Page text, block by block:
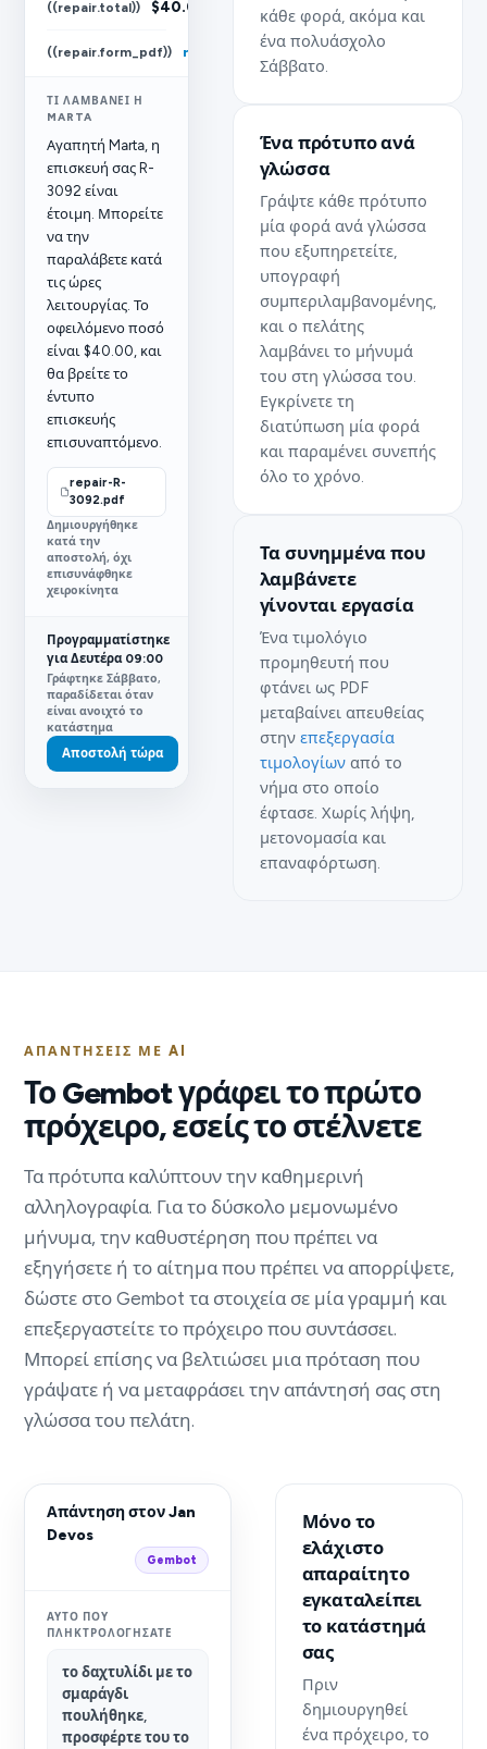
((repair.total)) $40.00
((repair.form_pdf)) repair-R-3092.pdf
ΤΙ ΛΑΜΒΆΝΕΙ Η
MARTA
Αγαπητή Marta, η
επισκευή σας R-
3092 είναι
έτοιμη. Μπορείτε
να την
παραλάβετε κατά
τις ώρες
λειτουργίας. Το
οφειλόμενο ποσό
είναι $40.00, και
θα βρείτε το
έντυπο
επισκευής
επισυναπτόμενο.
repair-R-
3092.pdf
Δημιουργήθηκε
κατά την
αποστολή, όχι
επισυνάφθηκε
χειροκίνητα
Προγραμματίστηκε
για Δευτέρα 09:00
Γράφτηκε Σάββατο,
παραδίδεται όταν
είναι ανοιχτό το
κατάστημα
Αποστολή τώρα
κάθε φορά, ακόμα και
ένα πολυάσχολο
Σάββατο.
Ένα πρότυπο ανά
γλώσσα
Γράψτε κάθε πρότυπο
μία φορά ανά γλώσσα
που εξυπηρετείτε,
υπογραφή
συμπεριλαμβανομένης,
και ο πελάτης
λαμβάνει το μήνυμά
του στη γλώσσα του.
Εγκρίνετε τη
διατύπωση μία φορά
και παραμένει συνεπής
όλο το χρόνο.
Τα συνημμένα που
λαμβάνετε
γίνονται εργασία
Ένα τιμολόγιο
προμηθευτή που
φτάνει ως PDF
μεταβαίνει απευθείας
στην επεξεργασία
τιμολογίωναπό το
νήμα στο οποίο
έφτασε. Χωρίς λήψη,
μετονομασία και
επαναφόρτωση.
ΑΠΑΝΤΉΣΕΙΣ ΜΕ AI
Το Gembot γράφει το πρώτο
πρόχειρο, εσείς το στέλνετε
Τα πρότυπα καλύπτουν την καθημερινή
αλληλογραφία. Για το δύσκολο μεμονωμένο
μήνυμα, την καθυστέρηση που πρέπει να
εξηγήσετε ή το αίτημα που πρέπει να απορρίψετε,
δώστε στο Gembot τα στοιχεία σε μία γραμμή και
επεξεργαστείτε το πρόχειρο που συντάσσει.
Μπορεί επίσης να βελτιώσει μια πρόταση που
γράψατε ή να μεταφράσει την απάντησή σας στη
γλώσσα του πελάτη.
Απάντηση στον Jan
Devos
Gembot
ΑΥΤΌ ΠΟΥ
ΠΛΗΚΤΡΟΛΟΓΉΣΑΤΕ
το δαχτυλίδι με το
σμαράγδι
πουλήθηκε,
προσφέρτε του το
Μόνο το
ελάχιστο
απαραίτητο
εγκαταλείπει
το κατάστημά
σας
Πριν
δημιουργηθεί
ένα πρόχειρο, το